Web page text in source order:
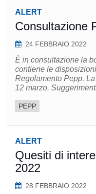
ALERT
Consultazione
24 FEBBRAIO 2022
È in consultazione la
contiene le
Regolamento Pepp.
12 marzo.
PEPP
ALERT
Quesiti di
2022
28 FEBBRAIO 2022